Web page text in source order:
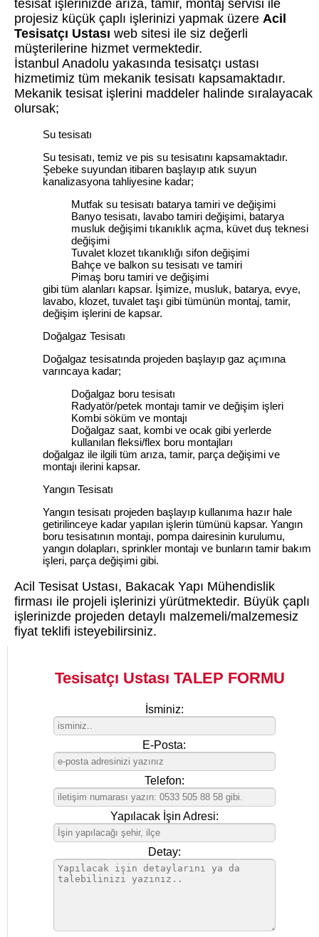
tesisat işlerinizde arıza, tamir, montaj servisi ile
projesiz küçük çaplı işlerinizi yapmak üzere Acil
Tesisatçı Ustası web sitesi ile siz değerli
müşterilerine hizmet vermektedir.
İstanbul Anadolu yakasında tesisatçı ustası
hizmetimiz tüm mekanik tesisatı kapsamaktadır.
Mekanik tesisat işlerini maddeler halinde sıralayacak
olursak;
Su tesisatı
Su tesisatı, temiz ve pis su tesisatını kapsamaktadır.
Şebeke suyundan itibaren başlayıp atık suyun
kanalizasyona tahliyesine kadar;
Mutfak su tesisatı batarya tamiri ve değişimi
Banyo tesisatı, lavabo tamiri değişimi, batarya
musluk değişimi tıkanıklık açma, küvet duş teknesi
değişimi
Tuvalet klozet tıkanıklığı sifon değişimi
Bahçe ve balkon su tesisatı ve tamiri
Pimaş boru tamiri ve değişimi
gibi tüm alanları kapsar. İşimize, musluk, batarya, evye,
lavabo, klozet, tuvalet taşı gibi tümünün montaj, tamir,
değişim işlerini de kapsar.
Doğalgaz Tesisatı
Doğalgaz tesisatında projeden başlayıp gaz açımına
varıncaya kadar;
Doğalgaz boru tesisatı
Radyatör/petek montajı tamir ve değişim işleri
Kombi söküm ve montajı
Doğalgaz saat, kombi ve ocak gibi yerlerde
kullanılan fleksi/flex boru montajları
doğalgaz ile ilgili tüm arıza, tamir, parça değişimi ve
montajı ilerini kapsar.
Yangın Tesisatı
Yangın tesisatı projeden başlayıp kullanıma hazır hale
getirilinceye kadar yapılan işlerin tümünü kapsar. Yangın
boru tesisatının montajı, pompa dairesinin kurulumu,
yangın dolapları, sprinkler montajı ve bunların tamir bakım
işleri, parça değişimi gibi.
Acil Tesisat Ustası, Bakacak Yapı Mühendislik
firması ile projeli işlerinizi yürütmektedir. Büyük çaplı
işlerinizde projeden detaylı malzemeli/malzemesiz
fiyat teklifi isteyebilirsiniz.
Tesisatçı Ustası TALEP FORMU
İsminiz:
E-Posta:
Telefon:
Yapılacak İşin Adresi:
Detay: